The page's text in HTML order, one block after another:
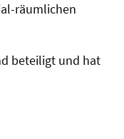
räumlichen
beteiligt und hat